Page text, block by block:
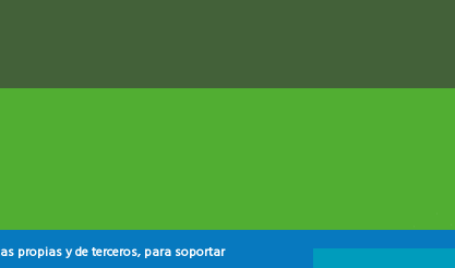
propias y de terceros, para soportar